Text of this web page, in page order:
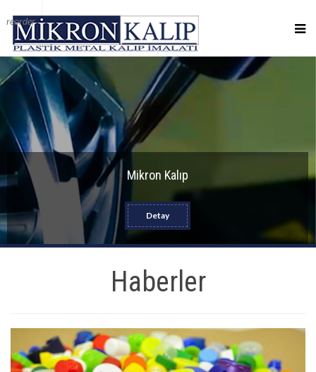
reorder
Mikron Kalıp
Detay
Haberler